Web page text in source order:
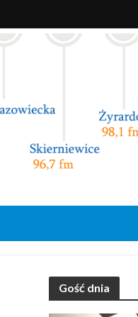
Gość dnia